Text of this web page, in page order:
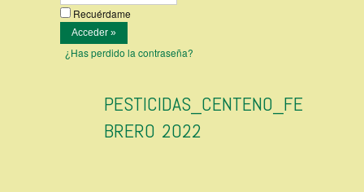
Recuérdame
¿Has perdido la contraseña?
PESTICIDAS_CENTENO_FE
BRERO 2022